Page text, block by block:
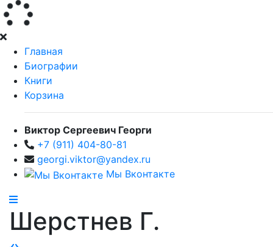
Главная
Биографии
Книги
Корзина
Виктор Сергеевич Георги
+7 (911) 404-80-81
georgi.viktor@yandex.ru
Мы Вконтакте
Шерстнев Г.